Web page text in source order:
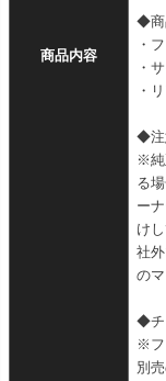
商品内容
◆商
・
・
・
◆注
※純
る
ー
け
社
の
◆チ
※フ
別